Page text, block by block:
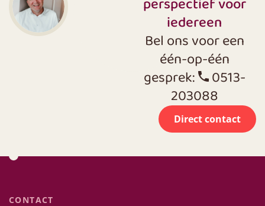
iedereen
Bel ons voor een
één-op-één
gesprek: 0513-
203088
Direct contact
CONTACT